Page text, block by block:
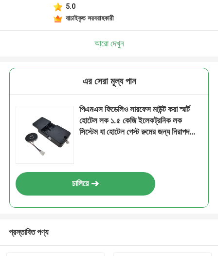
5.0
যাচাইকৃত সরবরাহকারী
আরো দেখুন
এর সেরা মূল্য পান
পিএমএস ফিডেলিও সারফেস মাউন্ট করা স্মার্ট
হোটেল লক ১.৫ কেজি ইলেকট্রনিক লক
সিস্টেম যা হোটেল গেস্ট রুমের জন্য নিরাপদ
চালিয়ে
প্রস্তাবিত পণ্য